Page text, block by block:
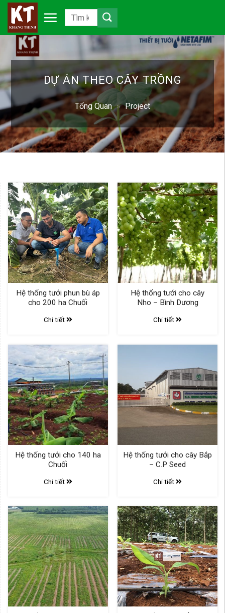
Chuyển
nội
DỰ ÁN THEO CÂY TRỒNG
Tổng Quan » Project
Hệ thống tưới phun bù áp
cho 200 ha Chuối
Chi tiết
Hệ thống tưới cho cây
Nho – Bình Dương
Chi tiết
Hệ thống tưới cho 140 ha
Chuối
Chi tiết
Hệ thống tưới cho cây Bắp
– C.P Seed
Chi tiết